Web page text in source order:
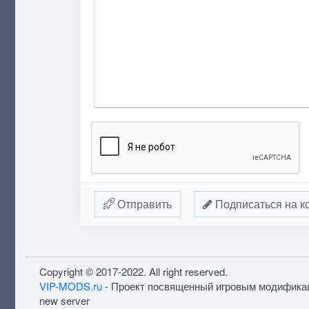
Отправить Подписаться на
Copyright © 2017-2022. All right reserved.
VIP-MODS.ru- Проект посвященный игровым
new server